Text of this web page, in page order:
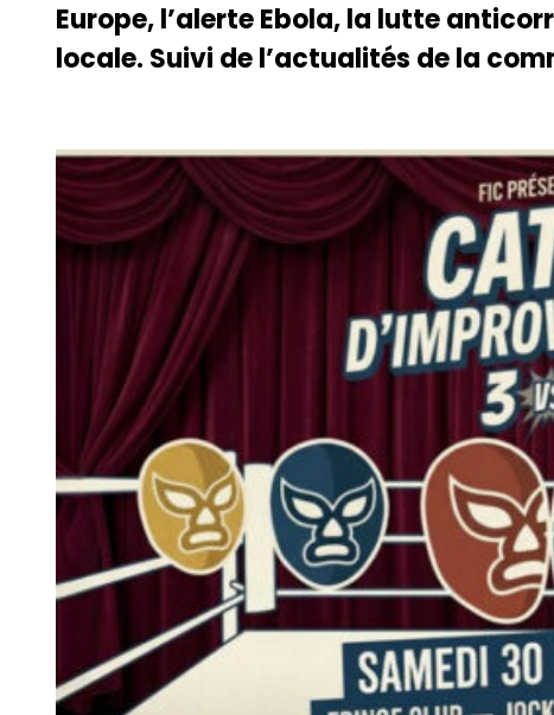
Europe, l’alerte Ebola, la lutte
locale. Suivi de l’actualités de la